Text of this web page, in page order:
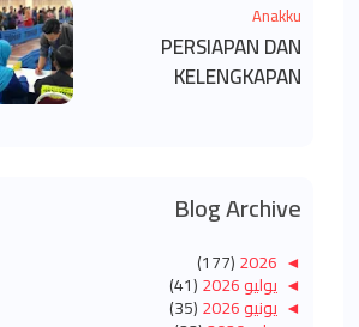
Anakku
PERSIAPAN DAN
KELENGKAPAN
Blog Archive
◄
2026
(177)
◄يوليو 2026 (41)
◄يونيو 2026 (35)